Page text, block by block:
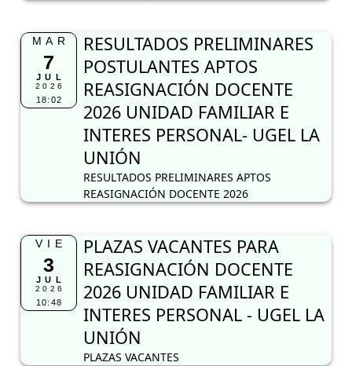
MAR
7
JUL
2026
18:02
RESULTADOS PRELIMINARES
POSTULANTES APTOS
REASIGNACIÓN DOCENTE
2026 UNIDAD FAMILIAR E
INTERES PERSONAL- UGEL LA
UNIÓN
RESULTADOS PRELIMINARES APTOS
REASIGNACIÓN DOCENTE 2026
VIE
3
JUL
2026
10:48
PLAZAS VACANTES PARA
REASIGNACIÓN DOCENTE
2026 UNIDAD FAMILIAR E
INTERES PERSONAL - UGEL LA
UNIÓN
PLAZAS VACANTES